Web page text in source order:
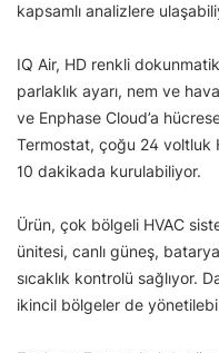
kapsamlı analizlere
IQ Air, HD renkli
parlaklık ayarı, nem ve
ve Enphase Cloud’a
Termostat, çoğu 24 voltluk
10 dakikada kurulabiliyor.
Ürün, çok bölgeli HVAC
ünitesi, canlı güneş,
sıcaklık kontrolü sağlıyor.
ikincil bölgeler de